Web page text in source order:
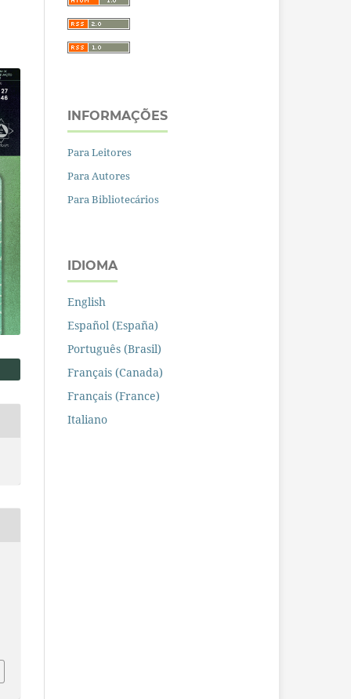
INFORMAÇÕES
Para Leitores
Para Autores
Para Bibliotecários
IDIOMA
English
Español (España)
Português (Brasil)
Français (Canada)
Français (France)
Italiano